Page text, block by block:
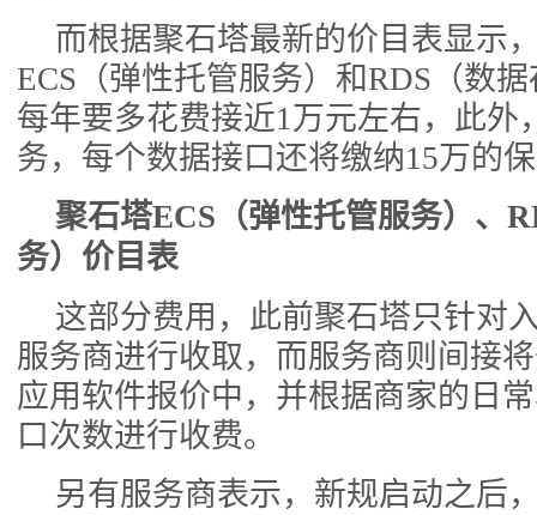
而根据聚石塔最新的价目表显示
ECS（弹性托管服务）和RDS（数
每年要多花费接近1万元左右，此外
务，每个数据接口还将缴纳15万的
聚石塔ECS（弹性托管服务）、
务）价目表
这部分费用，此前聚石塔只针对
服务商进行收取，而服务商则间接
应用软件报价中，并根据商家的日
口次数进行收费。
另有服务商表示，新规启动之后